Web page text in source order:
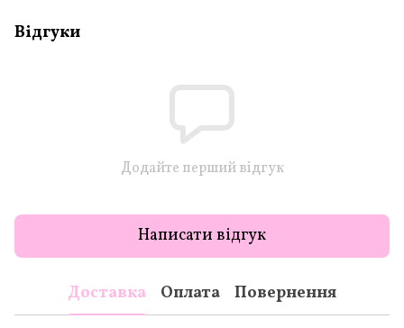
Відгуки
Додайте перший відгук
Написати відгук
Доставка Оплата Повернення